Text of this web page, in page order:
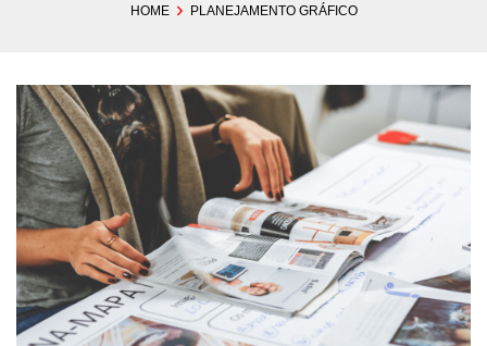
HOME PLANEJAMENTO GRÁFICO